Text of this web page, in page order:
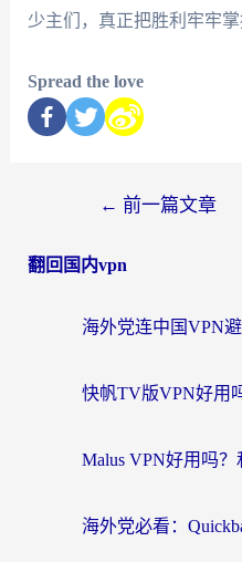
少主们，真正把胜利牢牢掌
Spread the love
← 前一篇文章
翻回国内vpn